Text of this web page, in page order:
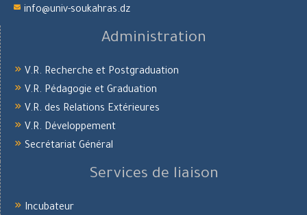
info@univ-soukahras.dz
Administration
V.R. Recherche et Postgraduation
V.R. Pédagogie et Graduation
V.R. des Relations Extérieures
V.R. Développement
Secrétariat Général
Services de liaison
Incubateur